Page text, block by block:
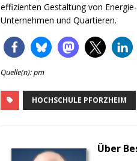
effizienten Gestaltung von
Unternehmen und Quartieren.
Quelle(n): pm
HOCHSCHULE PFORZHEIM
Über